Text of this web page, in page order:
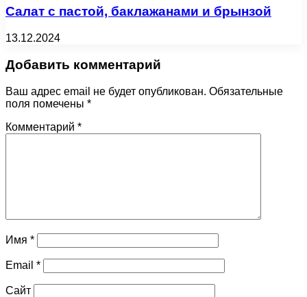
Салат с пастой, баклажанами и брынзой
13.12.2024
Добавить комментарий
Ваш адрес email не будет опубликован. Обязательные
поля помечены *
Комментарий *
Имя *
Email *
Сайт